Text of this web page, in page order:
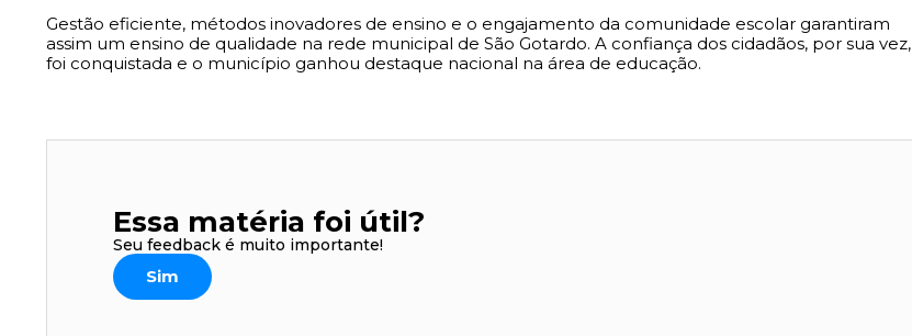
Gestão eficiente, métodos inovadores de ensino e o engajamento da comunidade escolar garantiram
assim um ensino de qualidade na rede municipal de São Gotardo. A confiança dos cidadãos, por sua vez,
foi conquistada e o município ganhou destaque nacional na área de educação.
Essa matéria foi útil?
Seu feedback é muito importante!
Sim